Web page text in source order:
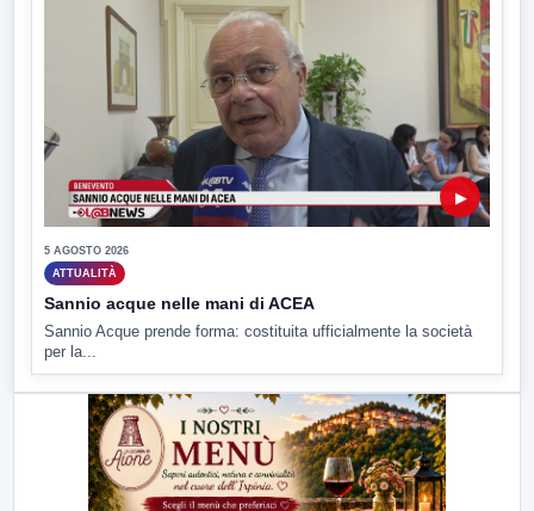
▶
5 AGOSTO 2026
ATTUALITÀ
Sannio acque nelle mani di ACEA
Sannio Acque prende forma: costituita ufficialmente la società
per la...